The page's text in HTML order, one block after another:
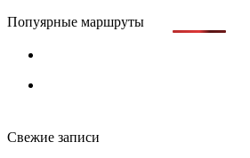
Попуярные маршруты
Свежие записи